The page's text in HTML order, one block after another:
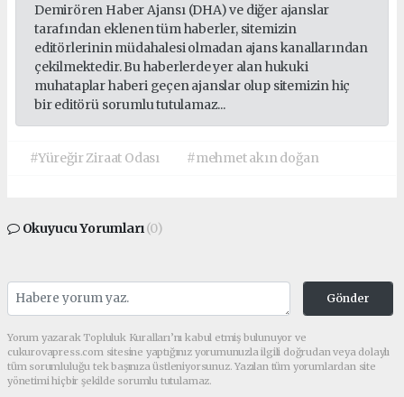
Demirören Haber Ajansı (DHA) ve diğer ajanslar
tarafından eklenen tüm haberler, sitemizin
editörlerinin müdahalesi olmadan ajans kanallarından
çekilmektedir. Bu haberlerde yer alan hukuki
muhataplar haberi geçen ajanslar olup sitemizin hiç
bir editörü sorumlu tutulamaz...
#Yüreğir Ziraat Odası #mehmet akın doğan
Okuyucu Yorumları(0)
Gönder
Yorum yazarak Topluluk Kuralları’nı kabul etmiş bulunuyor ve
cukurovapress.com sitesine yaptığınız yorumunuzla ilgili doğrudan veya dolaylı
tüm sorumluluğu tek başınıza üstleniyorsunuz. Yazılan tüm yorumlardan site
yönetimi hiçbir şekilde sorumlu tutulamaz.